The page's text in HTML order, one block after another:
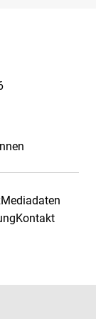
Mediadaten
Kontakt